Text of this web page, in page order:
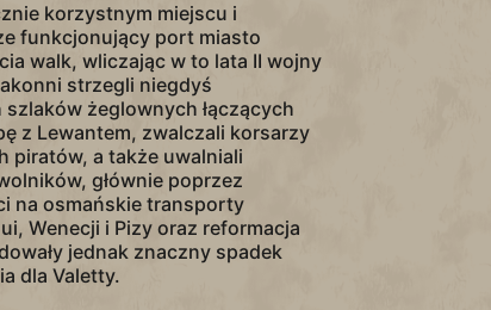
korzystnym miejscu i
funkcjonujący port miasto
walk, wliczając w to lata II wojny
strzegli niegdyś
żeglownych łączących
z Lewantem, zwalczali korsarzy
piratów, a także uwalniali
głównie poprzez
na osmańskie transporty
Wenecji i Pizy oraz reformacja
jednak znaczny spadek
dla Valetty.